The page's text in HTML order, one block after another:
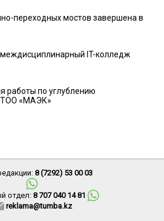
переходных мостов завершена в
IT-колледж
работы по углублению
ТОО «МАЭК»
8 (7292) 53 00 03
отдел: 8 707 040 14 81
reklama@tumba.kz